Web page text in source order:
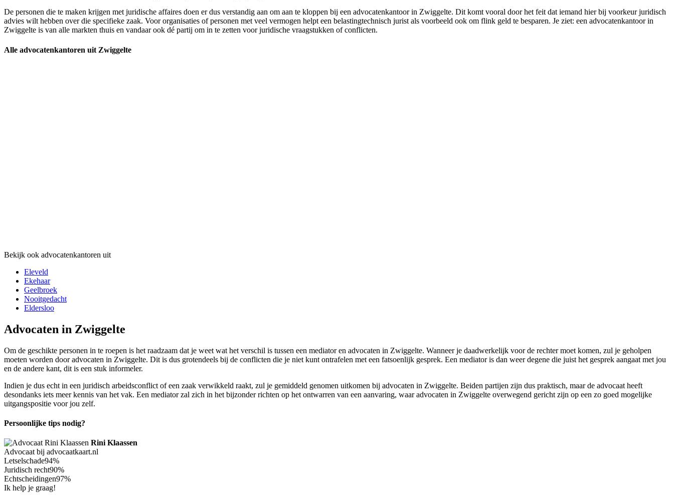
De personen die te maken krijgen met juridische affaires doen er dus verstandig aan om aan te kloppen bij een advocatenkantoor in Zwiggelte. Dit komt vooral door het feit dat iemand hier bij voorkeur juridisch
advies wilt hebben over die specifieke zaak. Voor organisaties of personen met veel vermogen helpt een belastingtechnisch jurist als voorbeeld ook om flink geld te besparen. Je ziet: een advocatenkantoor in
Zwiggelte is van alle markten thuis en vandaar ook dé partij om in te zetten voor juridische vraagstukken of conflicten.
Alle advocatenkantoren uit Zwiggelte
Bekijk ook advocatenkantoren uit
Eleveld
Ekehaar
Geelbroek
Nooitgedacht
Eldersloo
Advocaten in Zwiggelte
Om de geschikte personen in te roepen is het raadzaam dat je weet wat het verschil is tussen een mediator en advocaten in Zwiggelte. Wanneer je daadwerkelijk voor de rechter moet komen, zul je geholpen
moeten worden door advocaten in Zwiggelte. Dit is dus grotendeels bij de conflicten die je niet kunt ontrafelen met een fatsoenlijk gesprek. Een mediator is dan weer degene die juist het gesprek aangaat met jou
en de andere kant, dit is een stuk informeler.
Indien je dus echt in een juridisch arbeidsconflict of een zaak verwikkeld raakt, zul je gemiddeld genomen uitkomen bij advocaten in Zwiggelte. Beiden partijen zijn dus praktisch, maar de advocaat heeft
desondanks iets meer kennis van het vak. Een mediator zal zich in het bijzonder richten op het ontwarren van een aanvaring, waar advocaten in Zwiggelte overwegend gericht zijn op een zo goed mogelijke
uitgangspositie voor jou zelf.
Persoonlijke tips nodig?
Rini Klaassen
Advocaat bij advocaatkaart.nl
Letselschade94%
Juridisch recht90%
Echtscheidingen97%
Ik help je graag!